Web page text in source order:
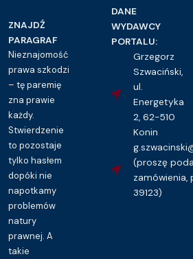
Prawo cywilne
ogólne – wzór
16.00
dostęp do wzoru pisma
ZNAJDŹ
PARAGRAF
Nieznajomość
prawa szkodzi
– tę paremię
zna prawie
każdy.
Stwierdzenie
to pozostaje
tylko hasłem
dopóki nie
napotkamy
problemów
natury
prawnej. A
takie
DANE
WYDAWCY
PORTALU:
Grzegorz
Szwaciński,
ul.
Energetyka
2, 62-510
Konin
(proszę
zamówienia,
39123)